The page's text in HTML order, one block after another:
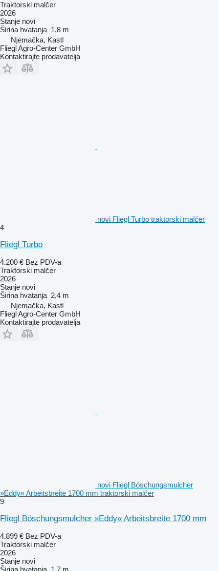
Traktorski malčer
2026
Stanje novi
Širina hvatanja 1,8 m
Njemačka, Kastl
Fliegl Agro-Center GmbH
Kontaktirajte prodavatelja
novi Fliegl Turbo traktorski malčer
4
Fliegl Turbo
4.200 € Bez PDV-a
Traktorski malčer
2026
Stanje novi
Širina hvatanja 2,4 m
Njemačka, Kastl
Fliegl Agro-Center GmbH
Kontaktirajte prodavatelja
novi Fliegl Böschungsmulcher
»Eddy« Arbeitsbreite 1700 mm traktorski malčer
9
Fliegl Böschungsmulcher »Eddy« Arbeitsbreite 1700 mm
4.899 € Bez PDV-a
Traktorski malčer
2026
Stanje novi
Širina hvatanja 1,7 m